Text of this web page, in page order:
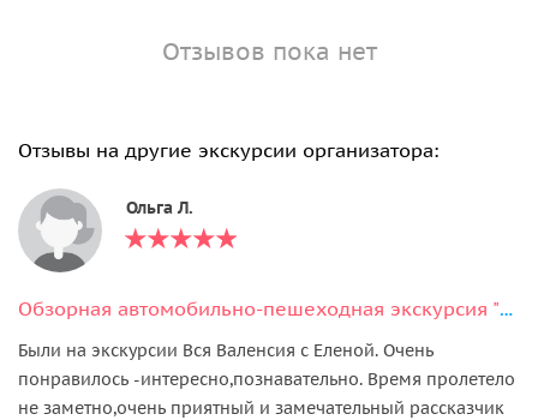
Отзывов пока нет
Отзывы на другие экскурсии организатора:
Ольга Л.
Обзорная автомобильно-пешеходная экскурсия "Вся Валенсия"
Были на экскурсии Вся Валенсия с Еленой. Очень
понравилось -интересно,познавательно. Время пролетело
не заметно,очень приятный и замечательный рассказчик